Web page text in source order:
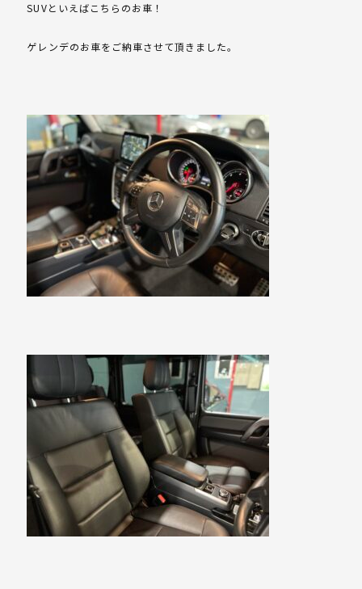
SUVといえばこちらのお車！
ゲレンデのお車をご納車させて頂きました。